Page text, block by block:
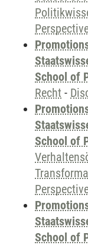
School of
Recht -
School of
School of